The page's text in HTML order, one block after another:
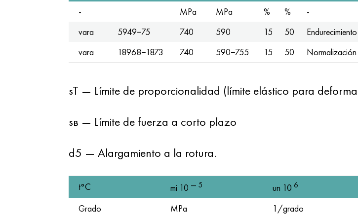
-
MPa MPa % %
-
vara
5949−75 740 590 15 50
vara
18968−1873 740 590−755 15 50
sT — Límite de proporcionalidad (límite elástico para
sв — Límite de fuerza a corto plazo
d5 — Alargamiento a la rotura.
t°С mi 10 — 5 un 10 6
Grado
MPa 1/grado